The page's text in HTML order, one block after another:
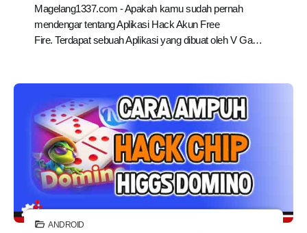
Magelang1337.com - Apakah kamu sudah pernah
mendengar tentang Aplikasi Hack Akun Free
Fire. Terdapat sebuah Aplikasi yang dibuat oleh V Ga…
ANDROID